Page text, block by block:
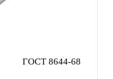
ГОСТ 8644-68